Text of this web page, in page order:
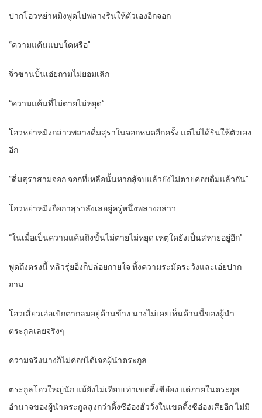
ปากโอวหย่าหมิงพูดไปพลางรินให้ตัวเองอีกจอก
“ความแค้นแบบใดหรือ”
จิ่วซานปั้นเอ่ยถามไม่ยอมเลิก
“ความแค้นที่ไม่ตายไม่หยุด”
โอวหย่าหมิงกล่าวพลางดื่มสุราในจอกหมดอีกครั้ง แต่ไม่ได้รินให้ตัวเอง
อีก
“ดื่มสุราสามจอก จอกที่เหลือนั้นหากสู้จบแล้วยังไม่ตายค่อยดื่มแล้วกัน”
โอวหย่าหมิงถือกาสุราลังเลอยู่ครู่หนึ่งพลางกล่าว
“ในเมื่อเป็นความแค้นถึงขั้นไม่ตายไม่หยุด เหตุใดยังเป็นสหายอยู่อีก”
พูดถึงตรงนี้ หลิวรุ่ยอิ่งก็ปล่อยกายใจ ทิ้งความระมัดระวังและเอ่ยปาก
ถาม
โอวเสี่ยวเอ๋อเบิกตากลมอยู่ด้านข้าง นางไม่เคยเห็นด้านนี้ของผู้นำ
ตระกูลเลยจริงๆ
ความจริงนางก็ไม่ค่อยได้เจอผู้นำตระกูล
ตระกูลโอวใหญ่นัก แม้ยังไม่เทียบเท่าเขตติ้งซีอ๋อง แต่ภายในตระกูล
อำนาจของผู้นำตระกูลสูงกว่าติ้งซีอ๋องฮั่ววั่งในเขตติ้งซีอ๋องเสียอีก ไม่มี